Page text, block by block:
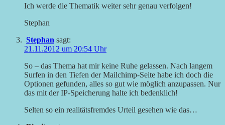
Ich werde die Thematik weiter sehr genau verfolgen!
Stephan
Stephan sagt:
21.11.2012 um 20:54 Uhr
So – das Thema hat mir keine Ruhe gelassen. Nach langem
Surfen in den Tiefen der Mailchimp-Seite habe ich doch die
Optionen gefunden, alles so gut wie möglich anzupassen. Nur
das mit der IP-Speicherung halte ich bedenklich!
Selten so ein realitätsfremdes Urteil gesehen wie das…